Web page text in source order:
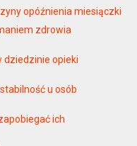
opóźnienia miesiączki
zdrowia
dziedzinie opieki
u osób
ich